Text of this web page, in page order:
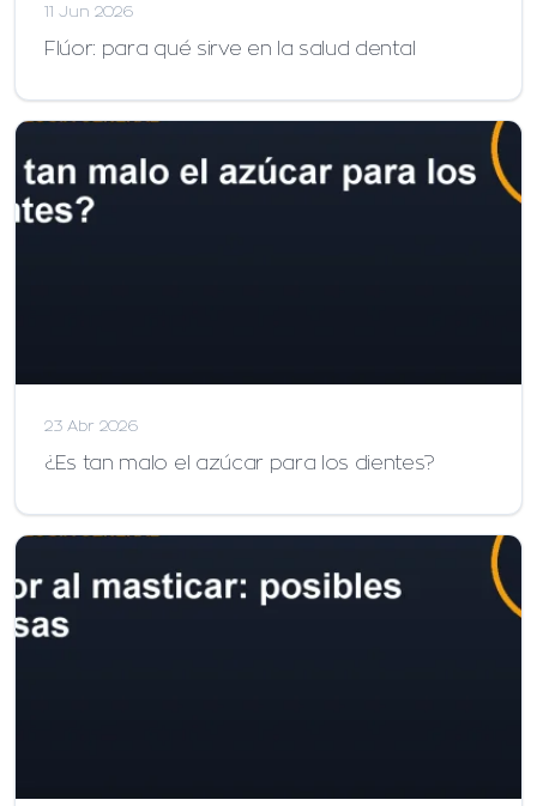
11 Jun 2026
Flúor: para qué sirve en la salud dental
23 Abr 2026
¿Es tan malo el azúcar para los dientes?